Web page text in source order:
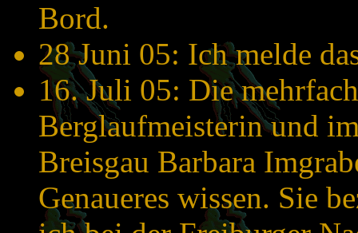
Bord.
28 Juni 05: Ich melde
16. Juli 05: Die
Berglaufmeisterin und
Breisgau Barbara
Genaueres wissen. Sie